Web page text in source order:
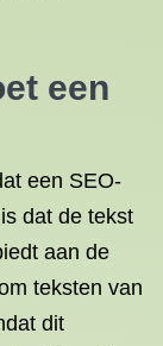
een
een SEO-
dat de tekst
aan de
teksten van
dit